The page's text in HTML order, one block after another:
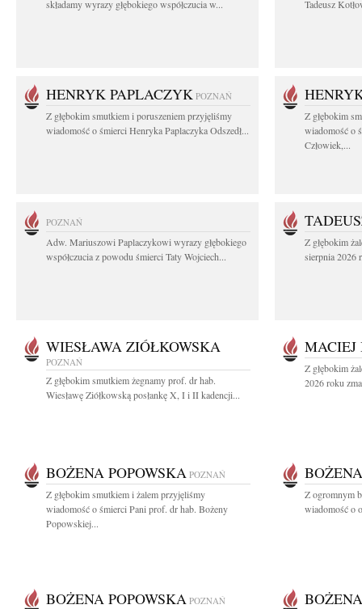
składamy wyrazy głębokiego współczucia w...
Tadeusz
HENRYK PAPLACZYK POZNAŃ
Z głębokim smutkiem i poruszeniem przyjęliśmy
wiadomość o śmierci Henryka Paplaczyka Odszedł...
Z głębokim
wiadomość o
Człowiek,...
POZNAŃ
Adw. Mariuszowi Paplaczykowi wyrazy głębokiego
współczucia z powodu śmierci Taty Wojciech...
Z głębokim
sierpnia 2026
WIESŁAWA ZIÓŁKOWSKA
POZNAŃ
Z głębokim smutkiem żegnamy prof. dr hab.
Wiesławę Ziółkowską posłankę X, I i II kadencji...
Z głębokim
2026 roku
BOŻENA POPOWSKA POZNAŃ
Z głębokim smutkiem i żalem przyjęliśmy
wiadomość o śmierci Pani prof. dr hab. Bożeny
Popowskiej...
Z ogromnym
wiadomość o
BOŻENA POPOWSKA POZNAŃ